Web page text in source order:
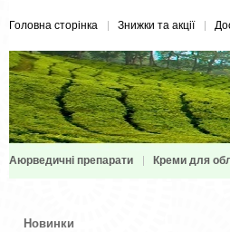
Головна сторінка Знижки та акції
Аюрведичні препарати Креми для
Новинки